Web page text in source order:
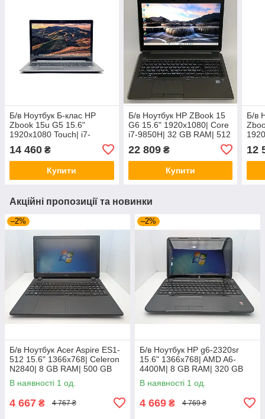
Б/в Ноутбук Б-клас HP
Zbook 15u G5 15.6"
1920x1080 Touch| i7-
8650U| 16GB RAM| 256GB
SSD| Radeon Pro WX 3100
2GB
14 460 ₴
Купити
Б/в Ноутбук HP ZBook 15
G6 15.6" 1920x1080| Core
i7-9850H| 32 GB RAM| 512
T2000 4GB
22 809₴
Купити
Б/в
12
Акційні пропозиції та новинки
–2%
Б/в Ноутбук Acer Aspire ES1-
512 15.6" 1366x768| Celeron
N2840| 8 GB RAM| 500 GB
HDD| HD
В наявності 1 од.
4 667 ₴ 4 767 ₴
–2%
Б/в Ноутбук HP g6-2320sr
15.6" 1366x768| AMD A6-
4400M| 8 GB RAM| 320 GB
HDD| Radeon HD 7520G
В наявності 1 од.
4 669 ₴ 4 769 ₴